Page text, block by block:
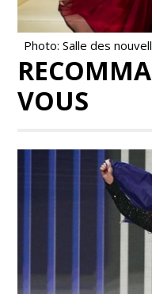
Photo: Salle des
VOUS